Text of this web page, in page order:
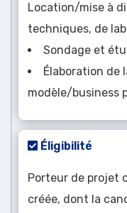
Location/mise à
techniques, de
Sondage et
Élaboration de
modèle/business
Éligibilité
Porteur de projet
créée, dont la